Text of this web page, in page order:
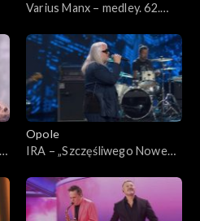
Varius Manx – medley. 62.
„SuperJedynki”
Opole
IRA – „Szczęśliwego Nowego
„SuperJedynki”